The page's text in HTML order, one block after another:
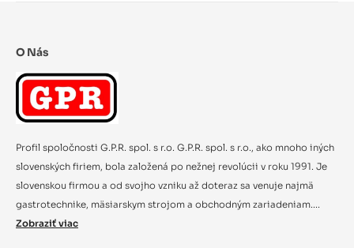
O Nás
Profil spoločnosti G.P.R. spol. s r.o. G.P.R. spol. s r.o., ako mnoho iných
slovenských firiem, bola založená po nežnej revolúcii v roku 1991. Je
slovenskou firmou a od svojho vzniku až doteraz sa venuje najmä
gastrotechnike, mäsiarskym strojom a obchodným zariadeniam....
Zobraziť viac